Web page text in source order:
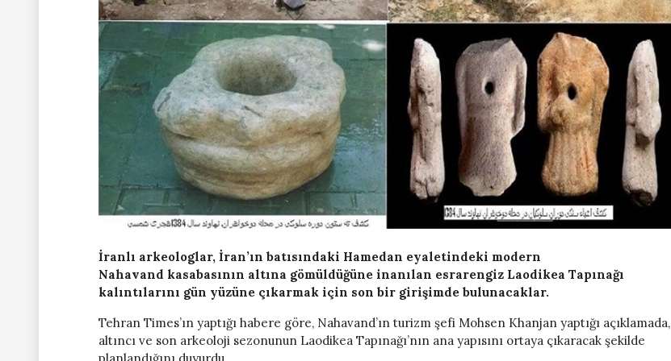
İranlı arkeologlar, İran’ın batısındaki Hamedan eyaletindeki modern
Nahavand kasabasının altına gömüldüğüne inanılan esrarengiz Laodikea Tapınağı
kalıntılarını gün yüzüne çıkarmak için son bir girişimde bulunacaklar.
Tehran Times’ın yaptığı habere göre, Nahavand’ın turizm şefi Mohsen Khanjan yaptığı açıklamada,
altıncı ve son arkeoloji sezonunun Laodikea Tapınağı’nın ana yapısını ortaya çıkaracak şekilde